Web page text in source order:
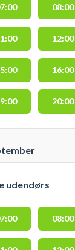
08:00
12:00
16:00
20:00
udendørs
08:00